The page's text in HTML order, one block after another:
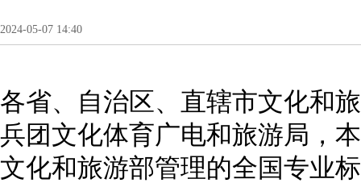
2024-05-07 14:40
各省、自治区、直辖市文化和
兵团文化体育广电和旅游局，
文化和旅游部管理的全国专业